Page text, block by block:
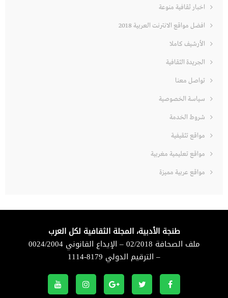
اخبار ثقافية منوعة
افضل مواقع الانترنت العربية 2018
الأرشيف كاملا
الجريدة الثقافية
تواصل معنا
سياسة الخصوصية
شروط الخدمة
مواقع تثقيفية
مواقع تعليمية مغربية
مواقع عربية مميزة
طنجة الأدبية، المجلة الثقافية لكل العرب
ملف الصحافة 02/2018 – الإيداع القانوني 0024/2004
– الترقيم الدولي 8179-1114